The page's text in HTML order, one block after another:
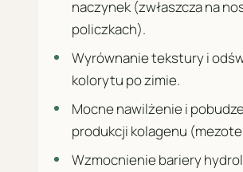
naczynek (zwłaszcza na
policzkach).
Wyrównanie tekstury i
kolorytu po zimie.
Mocne nawilżenie i
produkcji kolagenu
Wzmocnienie bariery